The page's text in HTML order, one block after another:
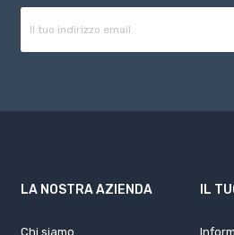
LA NOSTRA AZIENDA
Chi siamo
IL